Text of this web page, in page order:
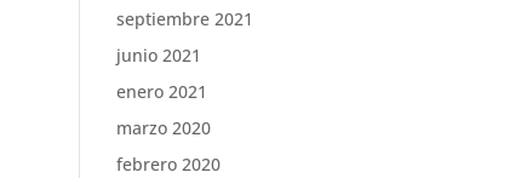
septiembre 2021
junio 2021
enero 2021
marzo 2020
febrero 2020